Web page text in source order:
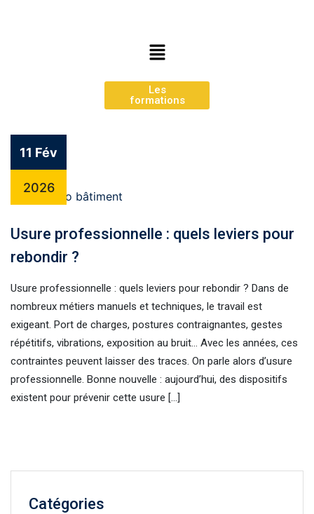
Les
formations
11 Fév
2026
Usure professionnelle : quels leviers pour
rebondir ?
Usure professionnelle : quels leviers pour rebondir ? Dans de
nombreux métiers manuels et techniques, le travail est
exigeant. Port de charges, postures contraignantes, gestes
répétitifs, vibrations, exposition au bruit… Avec les années, ces
contraintes peuvent laisser des traces. On parle alors d’usure
professionnelle. Bonne nouvelle : aujourd’hui, des dispositifs
existent pour prévenir cette usure […]
Catégories